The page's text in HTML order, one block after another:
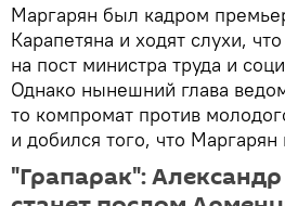
Маргарян был кадром
Карапетяна и ходят слухи,
на пост министра труда и
Однако нынешний глава
то компромат против
и добился того, что Маргарян
"Грапарак":